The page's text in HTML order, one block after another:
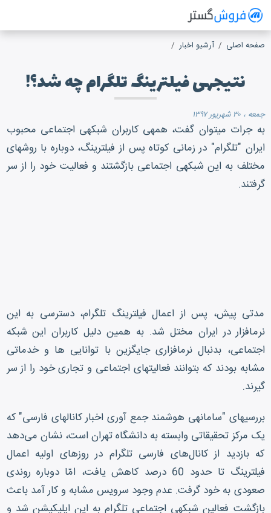
سیستم مدیریت فروش آنلاین
صفحه اصلی آرشیو اخبار
نتیجه‎ی فیلترینگ تلگرام چه شد؟!
جمعه ، ۳۰ شهریور ۱۳۹۷
به جرات می‎توان گفت، همه‎ی کاربران شبکه‎ی اجتماعی محبوب
ایران "تلگرام" در زمانی کوتاه پس از فیلترینگ، دوباره با روش‎های
مختلف به این شبکه‎ی اجتماعی بازگشتند و فعالیت خود را از سر
گرفتند.
مدتی پیش، پس از اعمال فیلترینگ تلگرام، دسترسی به این
نرم‎افزار در ایران مختل شد. به همین دلیل کاربران این شبکه
اجتماعی، بدنبال نرم‎افزاری جایگزین با توانایی ها و خدماتی
مشابه بودند که بتوانند فعالیت‎های اجتماعی و تجاری خود را از سر
گیرند.
بررسی‎های "سامانه‎ی هوشمند جمع آوری اخبار کانال‎های فارسی" که
یک مرکز تحقیقاتی وابسته به دانشگاه تهران است، نشان می‌دهد
که بازدید از کانال‌های فارسی تلگرام در روزهای اولیه اعمال
فیلترینگ تا حدود 60 درصد کاهش یافت، امّا دوباره روندی
صعودی به خود گرفت. عدم وجود سرویس مشابه و کار آمد باعث
بازگشت فعالین شبکه‎ی اجتماعی تلگرام به این اپلیکیشن شد و